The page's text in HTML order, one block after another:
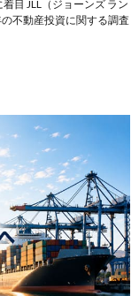
目 JLL（ジョーンズ ラン
不動産投資に関する調査